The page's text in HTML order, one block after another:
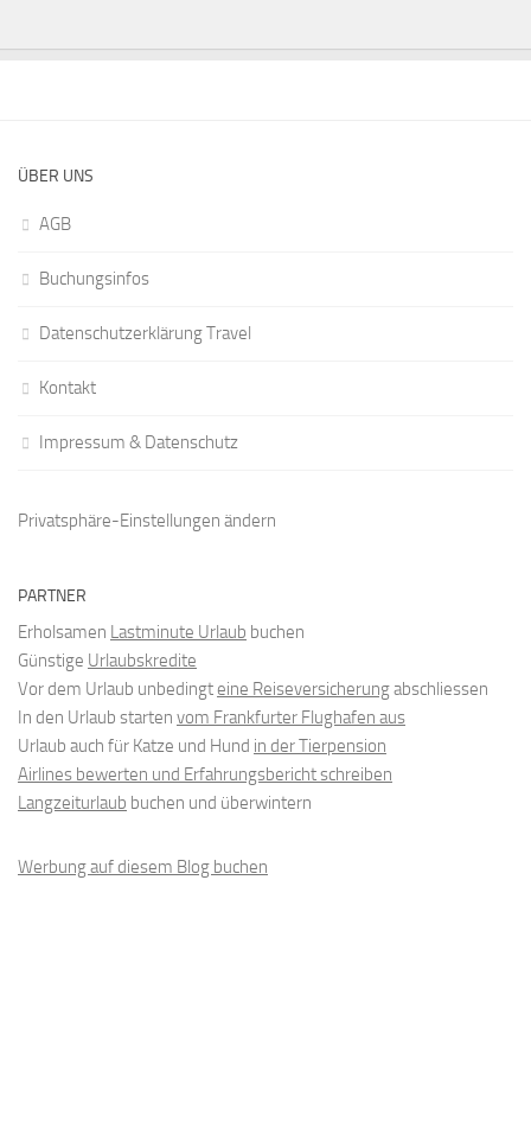
ÜBER UNS
AGB
Buchungsinfos
Datenschutzerklärung Travel
Kontakt
Impressum & Datenschutz
Privatsphäre-Einstellungen ändern
PARTNER
Erholsamen Lastminute Urlaub buchen
Günstige Urlaubskredite
Vor dem Urlaub unbedingteine Reiseversicherungabschliessen
In den Urlaub starten vom Frankfurter Flughafen aus
Urlaub auch für Katze und Hund in der Tierpension
Airlines bewerten und Erfahrungsbericht schreiben
Langzeiturlaub buchen und überwintern
Werbung auf diesem Blog buchen